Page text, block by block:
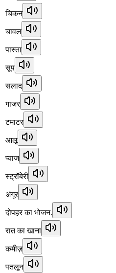
चिकन
चावल
पास्ता
सूप
सलाद
गाजर
टमाटर
आलू
प्याज
स्ट्रॉबेरी
अंगूर
दोपहर का भोजन.
रात का खाना
कमीज़
पतलून